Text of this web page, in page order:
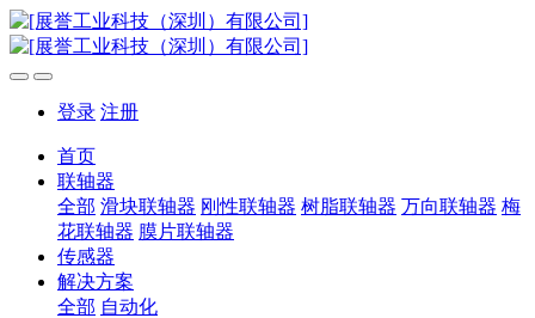
登录 注册
首页
联轴器
全部 滑块联轴器 刚性联轴器 树脂联轴器 万向联轴器 梅
花联轴器 膜片联轴器
传感器
解决方案
全部 自动化